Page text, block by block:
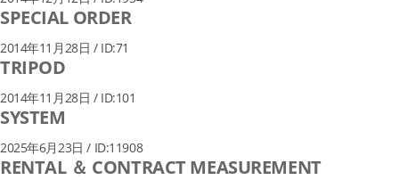
SPECIAL ORDER
2014年11月28日 / ID:71
TRIPOD
2014年11月28日 / ID:101
SYSTEM
2025年6月23日 / ID:11908
RENTAL ＆ CONTRACT MEASUREMENT